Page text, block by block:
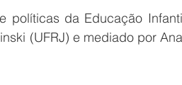
políticas da Educação
(UFRJ) e mediado por